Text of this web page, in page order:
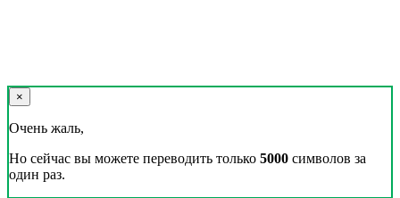
×
Очень жаль,
Но сейчас вы можете переводить только 5000 символов за
один раз.